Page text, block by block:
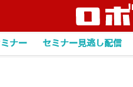
ナー セミナー見逃し配信